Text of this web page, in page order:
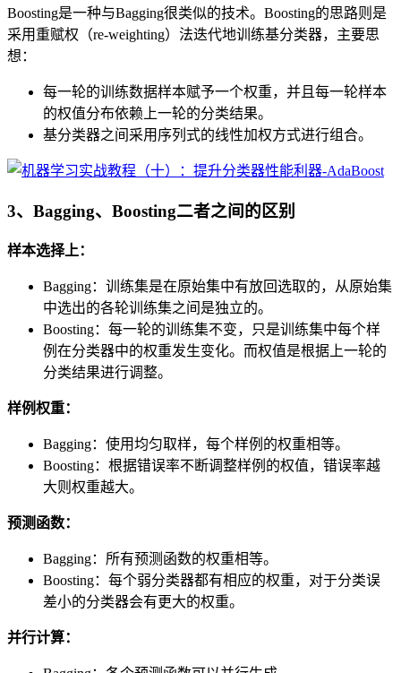
Boosting是一种与Bagging很类似的技术。Boosting的思路则是
采用重赋权（re-weighting）法迭代地训练基分类器，主要思
想：
每一轮的训练数据样本赋予一个权重，并且每一轮样本
的权值分布依赖上一轮的分类结果。
基分类器之间采用序列式的线性加权方式进行组合。
3、Bagging、Boosting二者之间的区别
样本选择上：
Bagging：训练集是在原始集中有放回选取的，从原始集
中选出的各轮训练集之间是独立的。
Boosting：每一轮的训练集不变，只是训练集中每个样
例在分类器中的权重发生变化。而权值是根据上一轮的
分类结果进行调整。
样例权重：
Bagging：使用均匀取样，每个样例的权重相等。
Boosting：根据错误率不断调整样例的权值，错误率越
大则权重越大。
预测函数：
Bagging：所有预测函数的权重相等。
Boosting：每个弱分类器都有相应的权重，对于分类误
差小的分类器会有更大的权重。
并行计算：